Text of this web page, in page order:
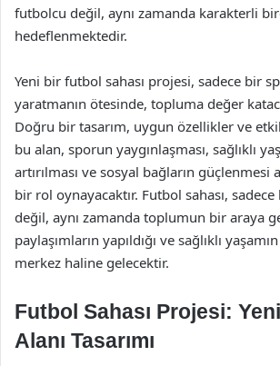
futbolcu değil, aynı zamanda karakterli
hedeflenmektedir.
Yeni bir futbol sahası projesi, sadece bir
yaratmanın ötesinde, topluma değer
Doğru bir tasarım, uygun özellikler ve
bu alan, sporun yaygınlaşması, sağlıklı
artırılması ve sosyal bağların güçlenmesi
bir rol oynayacaktır. Futbol sahası,
değil, aynı zamanda toplumun bir araya
paylaşımların yapıldığı ve sağlıklı
merkez haline gelecektir.
Futbol Sahası Projesi:
Alanı Tasarımı